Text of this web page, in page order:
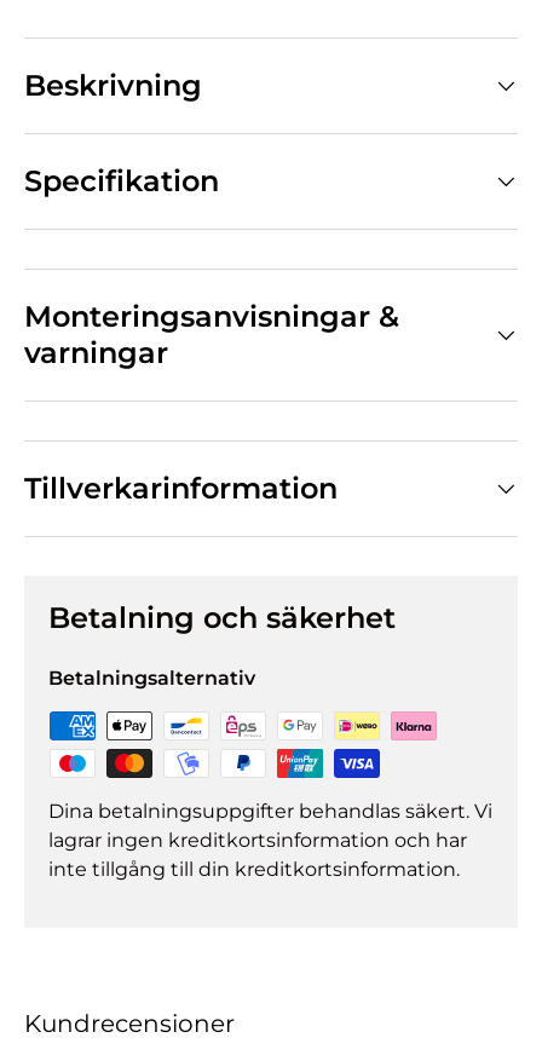
Beskrivning
Specifikation
Monteringsanvisningar &
varningar
Tillverkarinformation
Betalning och säkerhet
Betalningsalternativ
Dina betalningsuppgifter behandlas säkert. Vi
lagrar ingen kreditkortsinformation och har
inte tillgång till din kreditkortsinformation.
Kundrecensioner